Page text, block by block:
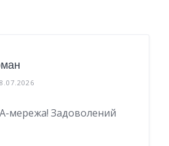
мережа! Задоволений